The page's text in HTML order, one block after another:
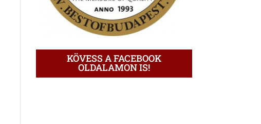
KÖVESS A FACEBOOK
OLDALAMON IS!